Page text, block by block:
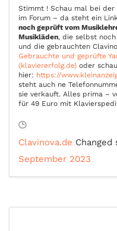
Stimmt ! Schau mal bei der
im Forum – da steht ein
noch geprüft vom
Musikläden, die selbst noch
und die gebrauchten
Gebrauchte und geprüfte
(klaviererfolg.de) oder
hier: https://
steht auch ne
sie verkauft. Alles prima –
für 49 Euro mit
Clavinova.de
September 2023